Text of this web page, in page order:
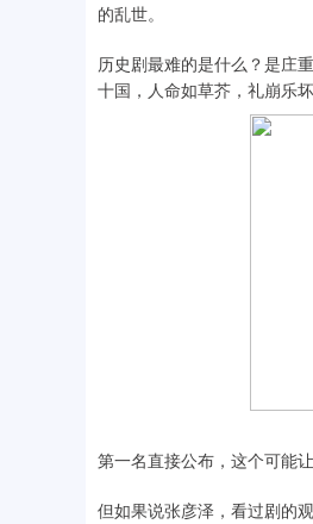
的乱世。
历史剧最难的是什么？是庄
十国，人命如草芥，礼崩乐
第一名直接公布，这个可能
但如果说张彦泽，看过剧的